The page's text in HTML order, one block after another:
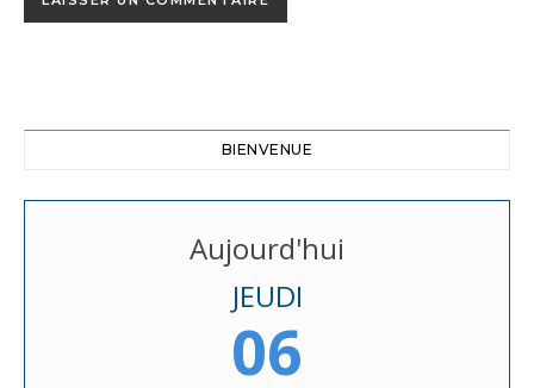
BIENVENUE
Aujourd'hui
JEUDI
06